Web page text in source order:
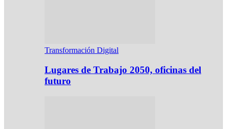
Transformación Digital
Lugares de Trabajo 2050, oficinas del
futuro